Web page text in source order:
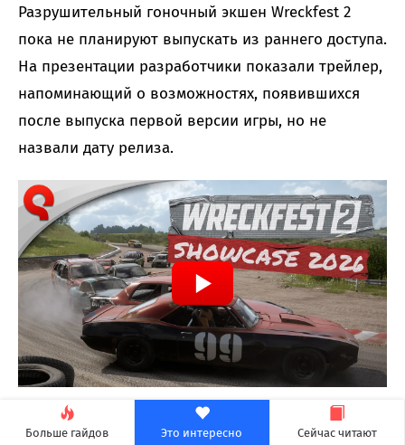
Больше гайдов Это интересно Сейчас читают
Разрушительный гоночный экшен Wreckfest 2
пока не планируют выпускать из раннего доступа.
На презентации разработчики показали трейлер,
напоминающий о возможностях, появившихся
после выпуска первой версии игры, но не
назвали дату релиза.
Way of the Hunter 2